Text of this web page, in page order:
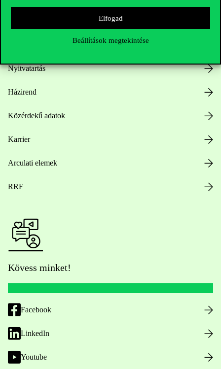
Elfogad
Beállítások megtekintése
Nyitvatartás
Házirend
Közérdekű adatok
Karrier
Arculati elemek
RRF
Kövess minket!
Facebook
LinkedIn
Youtube